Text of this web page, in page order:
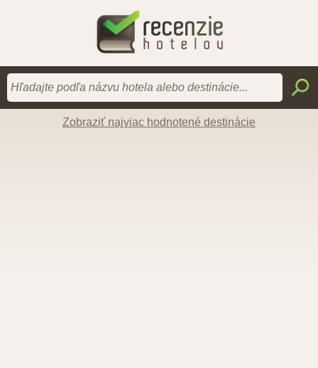
Zobraziť najviac hodnotené destinácie